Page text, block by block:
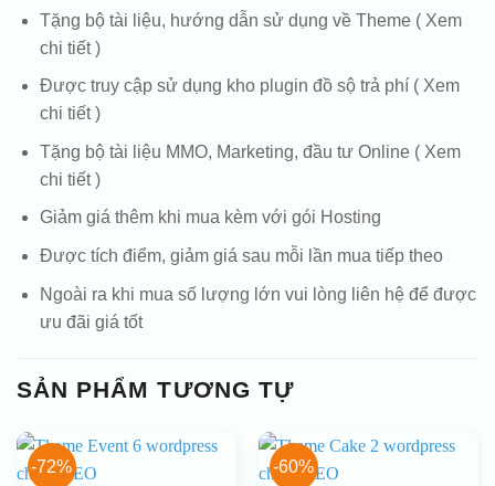
Tặng bộ tài liệu, hướng dẫn sử dụng về Theme ( Xem
chi tiết )
Được truy cập sử dụng kho plugin đồ sộ trả phí ( Xem
chi tiết )
Tặng bộ tài liệu MMO, Marketing, đầu tư Online ( Xem
chi tiết )
Giảm giá thêm khi mua kèm với gói Hosting
Được tích điểm, giảm giá sau mỗi lần mua tiếp theo
Ngoài ra khi mua số lượng lớn vui lòng liên hệ để được
ưu đãi giá tốt
SẢN PHẨM TƯƠNG TỰ
-72% -60%